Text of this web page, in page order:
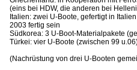
(eins bei HDW, die anderen bei
Italien: zwei U-Boote, gefertigt in
2003 fertig sein
Südkorea: 3 U-Boot-Materialpakete
Türkei: vier U-Boote (zwischen 99
(Nachrüstung von drei U-Booten